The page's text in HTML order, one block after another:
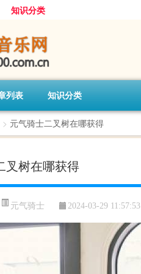
知识分类
列表 知识分类
> 元气骑士二叉树在哪获得
叉树在哪获得
元气骑士 2024-03-29 11:57:53